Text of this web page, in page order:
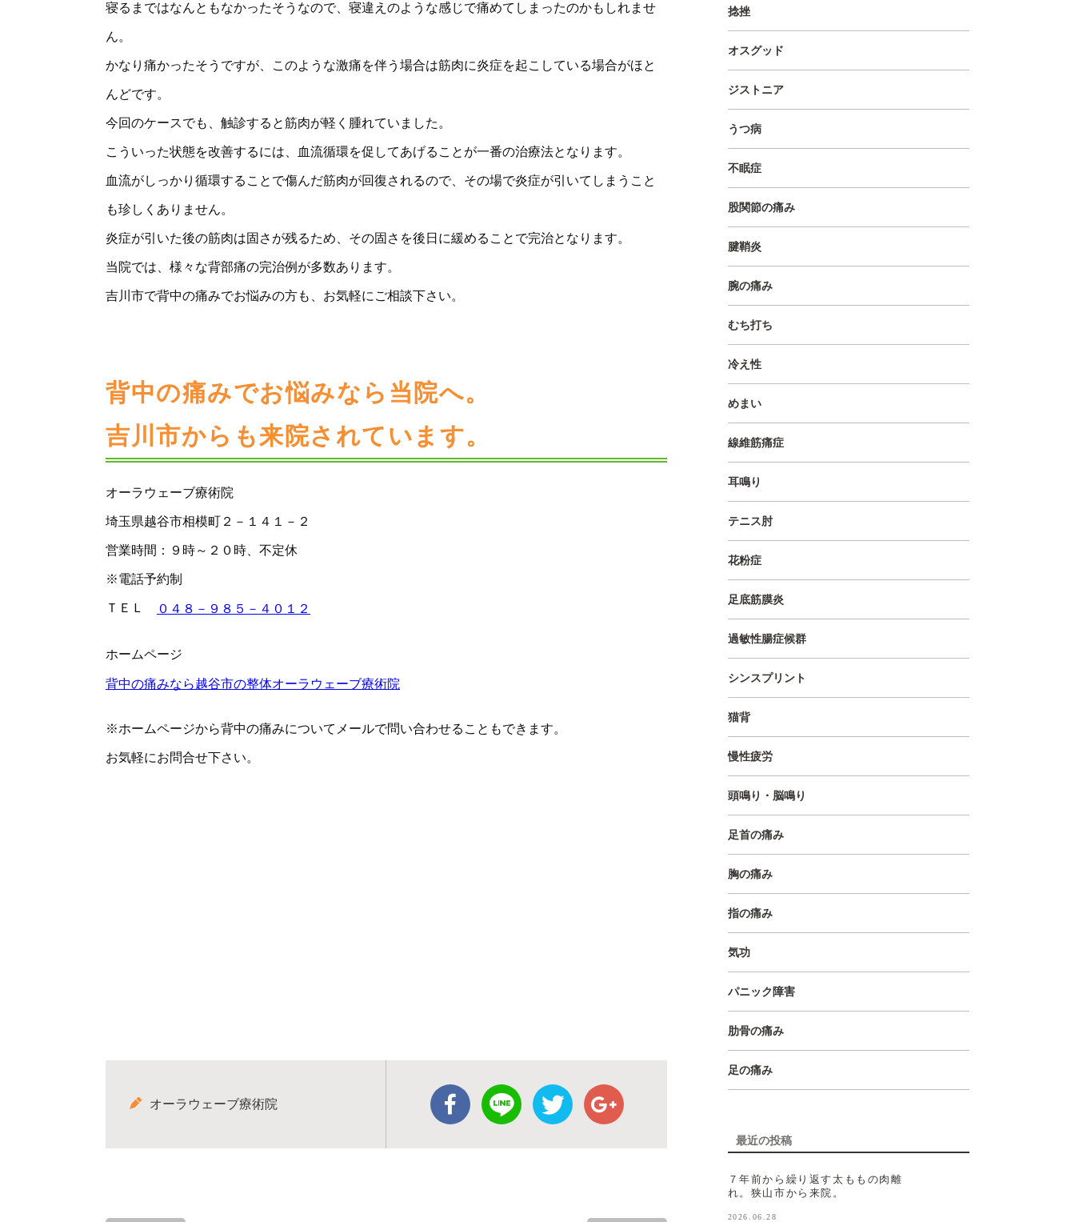
寝るまではなんともなかったそうなので、寝違えのような感じで痛めてしまったのかもしれませ
ん。
かなり痛かったそうですが、このような激痛を伴う場合は筋肉に炎症を起こしている場合がほと
んどです。
今回のケースでも、触診すると筋肉が軽く腫れていました。
こういった状態を改善するには、血流循環を促してあげることが一番の治療法となります。
血流がしっかり循環することで傷んだ筋肉が回復されるので、その場で炎症が引いてしまうこと
も珍しくありません。
炎症が引いた後の筋肉は固さが残るため、その固さを後日に緩めることで完治となります。
当院では、様々な背部痛の完治例が多数あります。
吉川市で背中の痛みでお悩みの方も、お気軽にご相談下さい。
背中の痛みでお悩みなら当院へ。
吉川市からも来院されています。
オーラウェーブ療術院
埼玉県越谷市相模町２－１４１－２
営業時間：９時～２０時、不定休
※電話予約制
ＴＥＬ ０４８－９８５－４０１２
ホームページ
背中の痛みなら越谷市の整体オーラウェーブ療術院
※ホームページから背中の痛みについてメールで問い合わせることもできます。
お気軽にお問合せ下さい。
オーラウェーブ療術院
捻挫
オスグッド
ジストニア
うつ病
不眠症
股関節の痛み
腱鞘炎
腕の痛み
むち打ち
冷え性
めまい
線維筋痛症
耳鳴り
テニス肘
花粉症
足底筋膜炎
過敏性腸症候群
シンスプリント
猫背
慢性疲労
頭鳴り・脳鳴り
足首の痛み
胸の痛み
指の痛み
気功
パニック障害
肋骨の痛み
足の痛み
最近の投稿
７年前から繰り返す太ももの肉離
れ。狭山市から来院。
2026.06.28